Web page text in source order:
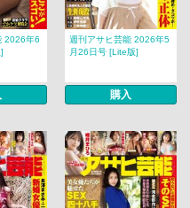
2026年6
週刊アサヒ芸能 2026年5
月26日号 [Lite版]
購入